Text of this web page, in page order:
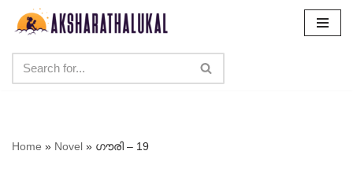
content
Home » Novel » ഗൗരി – 19